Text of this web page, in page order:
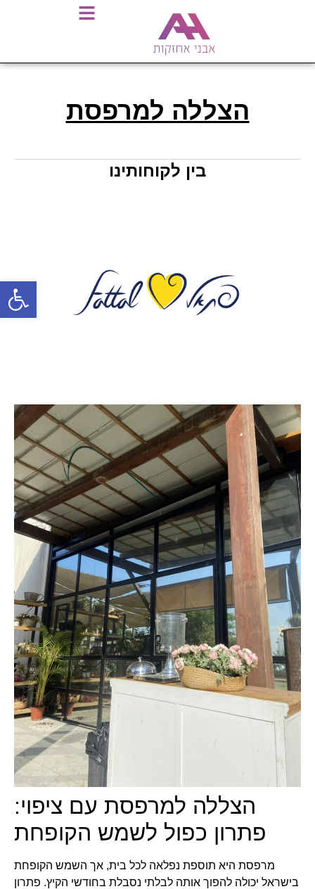
הצללה למרפסת
בין לקוחותינו
הצללה למרפסת עם ציפוי:
פתרון כפול לשמש הקופחת
מרפסת היא תוספת נפלאה לכל בית, אך השמש הקופחת
בישראל יכולה להפוך אותה לבלתי נסבלת בחודשי הקיץ. פתרון
פתח